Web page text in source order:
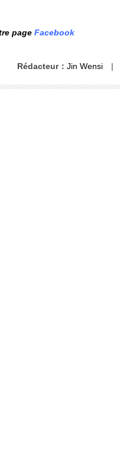
page Facebook
Rédacteur： Jin Wensi |